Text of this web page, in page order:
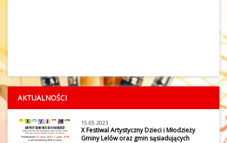
AKTUALNOŚCI
15.05.2023
X Festiwal Artystyczny Dzieci i Młodzieży
Gminy Lelów oraz gmin sąsiadujących